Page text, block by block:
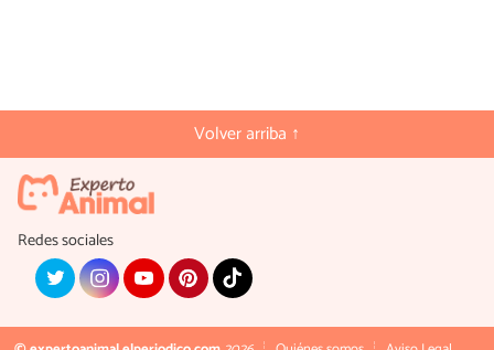
Volver arriba ↑
Redes sociales